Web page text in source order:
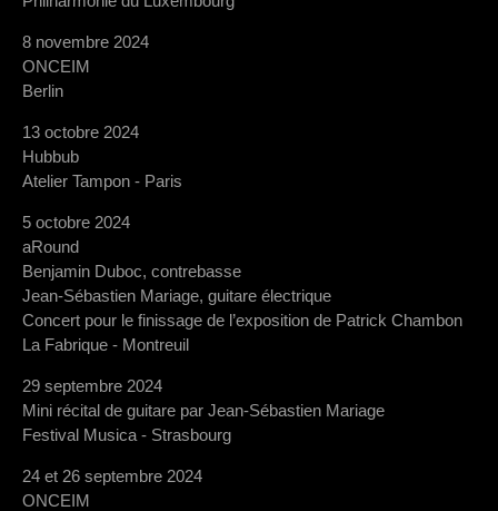
8 novembre 2024
ONCEIM
Berlin
13 octobre 2024
Hubbub
Atelier Tampon - Paris
5 octobre 2024
aRound
Benjamin Duboc, contrebasse
Jean-Sébastien Mariage, guitare électrique
Concert pour le finissage de l’exposition de Patrick Chambon
La Fabrique - Montreuil
29 septembre 2024
Mini récital de guitare par Jean-Sébastien Mariage
Festival Musica - Strasbourg
24 et 26 septembre 2024
ONCEIM